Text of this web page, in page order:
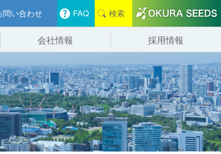
問い合わせ FAQ 検索
けシステム
システム
ニング・デバンニングシステム
会社情報
概要
紹介
採用情報